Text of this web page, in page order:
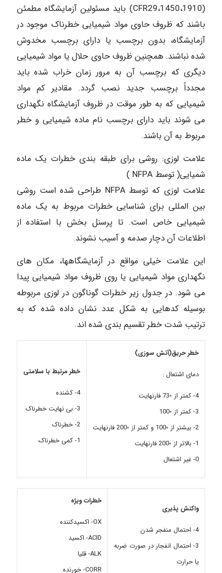
(1450،1910،CFR29) باید مسئولین آزمایشگاه مطمئن
باشند که ظروف حاوی مواد شیمیایی خطرناک موجود در
آزمایشگاه، بدون برچسب یا دارای برچسب مخدوش
شده نباشند. همچنین ظروف حاوی حلال یا مواد شیمیایی
دیگری که برچسب آن به مرور زمان خراب شده باید
مجدداً برچسب جدید نصب گردد. مقادیر کم مواد
شیمیایی که به طور موقت در ظروف آزمایشگاه نگهداری
می شوند باید دارای برچسب نام ماده شیمیایی و خطر
مربوط به آن باشند.
علامت لوزی: روشی برای طبقه بندی خطرات یک ماده
شمیایی( توسط NFPA )
علامت لوزی که توسط NFPA طراحی شده است روشی
بین المللی برای شناسایی خطرات مربوط به یک ماده
شیمیایی خاص است. تا پرسنل بخش با استفاده از
اطلاعات آن دچار صدمه و آسیب نشوند.
این علامت خیلی مواقع در آزمایشگاهها، مکان های
نگهداری مواد شیمیایی یا روی ظروف مواد شیمیایی پیدا
می شود. در جدول زیر خطرات گوناگون در لوزی مربوطه
بوسیله کدهایی به شکل عدد نشان داده شده که به
ترتیب شدت خطر تقسیم بندی شده اند.
خطر حریق(آتش سوزی)
دمای اشتعال :
4- کمتر از ◦73 فارنهایت
3- کمتر از ◦100
2- بیشتر از ◦100 و کمتر از ◦200 فارنهایت
1- بالاتر از ◦200 فارنهایت
0- غیر اشتعال
خطر مرتبط با سلامتی
4- کشنده
3- بی نهایت خطرناک
2- خطرناک
1- کمی خطرناک
واکنش پذیری
4- احتمال منفجر شدن
3- احتمال انفجار در صورت ضربه
یا حرارت
خطرات ویژه
OX- اکسیدکننده
ACID- اکسید
ALK- قلیا
CORR- خورنده